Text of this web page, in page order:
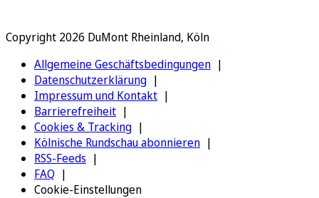
Copyright 2026 DuMont Rheinland, Köln
Allgemeine Geschäftsbedingungen
Datenschutzerklärung
Impressum und Kontakt
Barrierefreiheit
Cookies & Tracking
Kölnische Rundschau abonnieren
RSS-Feeds
FAQ
Cookie-Einstellungen